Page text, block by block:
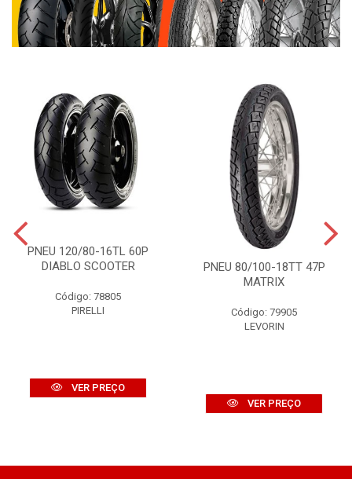
PNEU 120/80-16TL 60P
DIABLO SCOOTER
Código: 78805
PIRELLI
VER PREÇO
PNEU 80/100-18TT 47P
MATRIX
Código: 79905
LEVORIN
VER PREÇO